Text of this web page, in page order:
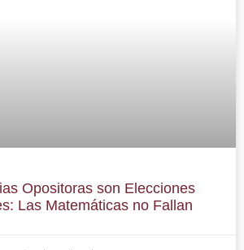
Opositoras son Elecciones
Las Matemáticas no Fallan